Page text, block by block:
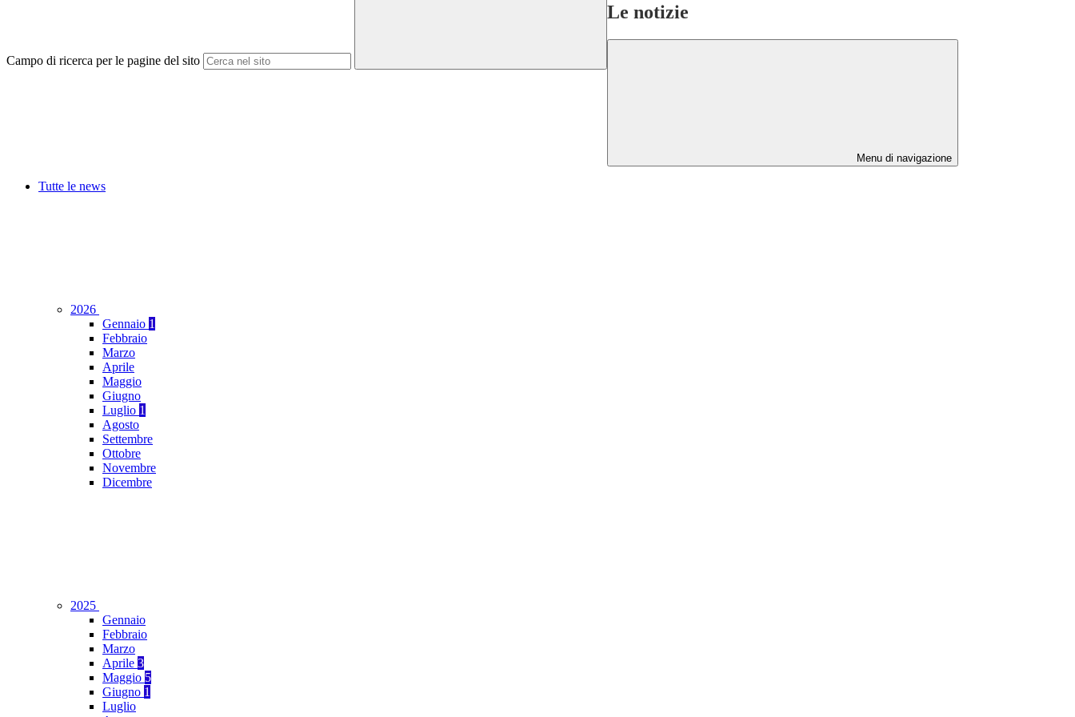
Campo di ricerca per le pagine del sito
Le notizie
Menu di navigazione
Tutte le news
2026
Gennaio 1
Febbraio
Marzo
Aprile
Maggio
Giugno
Luglio 1
Agosto
Settembre
Ottobre
Novembre
Dicembre
2025
Gennaio
Febbraio
Marzo
Aprile 3
Maggio 5
Giugno 1
Luglio